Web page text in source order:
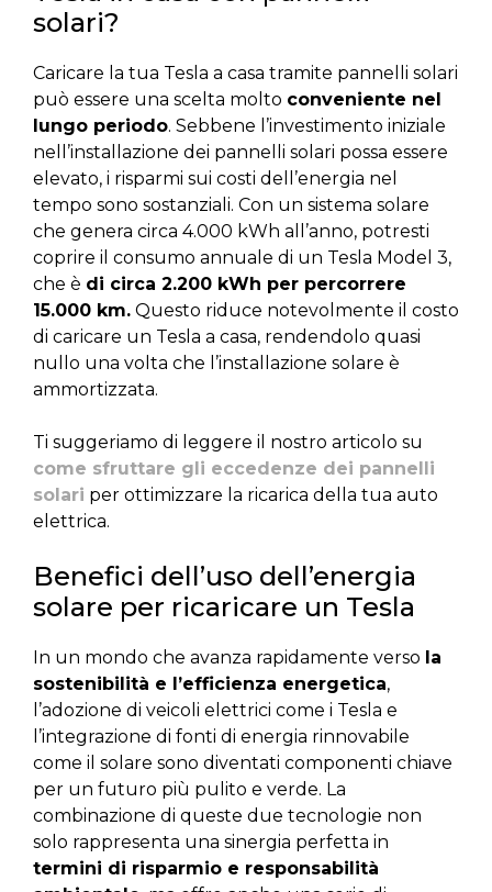
solari?
Caricare la tua Tesla a casa tramite pannelli solari
può essere una scelta molto conveniente nel
lungo periodo. Sebbene l’investimento iniziale
nell’installazione dei pannelli solari possa essere
elevato, i risparmi sui costi dell’energia nel
tempo sono sostanziali. Con un sistema solare
che genera circa 4.000 kWh all’anno, potresti
coprire il consumo annuale di un Tesla Model 3,
che è di circa 2.200 kWh per percorrere
15.000 km. Questo riduce notevolmente il costo
di caricare un Tesla a casa, rendendolo quasi
nullo una volta che l’installazione solare è
ammortizzata.
Ti suggeriamo di leggere il nostro articolo su
come sfruttare gli eccedenze dei pannelli
solari per ottimizzare la ricarica della tua auto
elettrica.
Benefici dell’uso dell’energia
solare per ricaricare un Tesla
In un mondo che avanza rapidamente verso la
sostenibilità e l’efficienza energetica,
l’adozione di veicoli elettrici come i Tesla e
l’integrazione di fonti di energia rinnovabile
come il solare sono diventati componenti chiave
per un futuro più pulito e verde. La
combinazione di queste due tecnologie non
solo rappresenta una sinergia perfetta in
termini di risparmio e responsabilità